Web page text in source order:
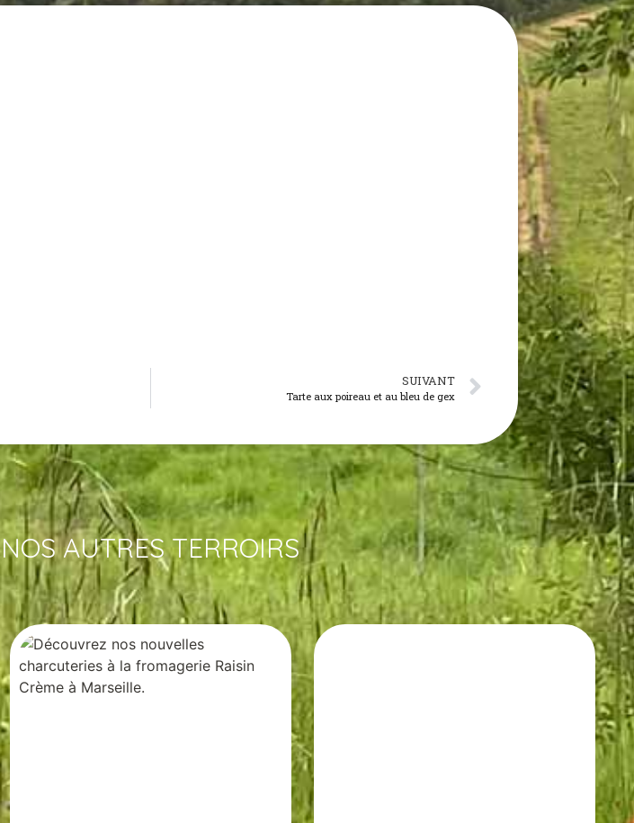
SUIVANT
Tarte aux poireau et au bleu de gex
NOS AUTRES TERROIRS